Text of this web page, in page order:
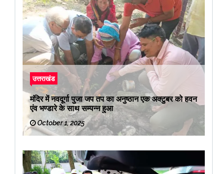
उत्तराखंड
मंदिर में नवदूर्गा पुजा जप तप का अनुष्ठान एक अक्टुबर को हवन
एंव भण्डारे के साथ सम्पन्न हुआ
October 1, 2025